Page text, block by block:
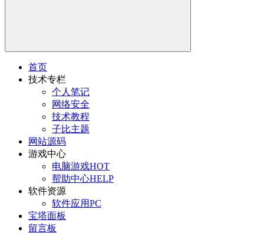
首页
技术专栏
个人笔记
网络安全
技术教程
子比主题
网站源码
游戏中心
电脑游戏HOT
帮助中心HELP
软件资源
软件应用PC
宝塔面板
留言板